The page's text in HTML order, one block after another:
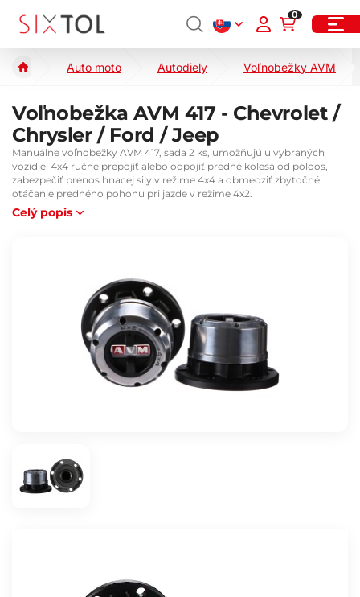
0
Auto moto Autodiely Voľnobežky AVM
Voľnobežka AVM 417 - Chevrolet /
Chrysler / Ford / Jeep
Manuálne voľnobežky AVM 417, sada 2 ks, umožňujú u vybraných
vozidiel 4x4 ručne prepojiť alebo odpojiť predné kolesá od poloos,
zabezpečiť prenos hnacej sily v režime 4x4 a obmedziť zbytočné
otáčanie predného pohonu pri jazde v režime 4x2.
Celý popis